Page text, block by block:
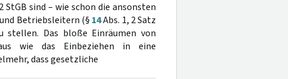
StGB sind – wie schon die ansonsten
Betriebsleitern (§ 14Abs. 1, 2 Satz
stellen. Das bloße Einräumen von
wie das Einbeziehen in eine
dass gesetzliche